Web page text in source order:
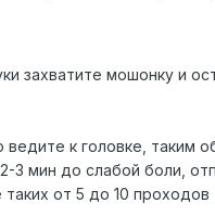
захватите мошонку и
к головке, таким
3 мин до слабой боли,
от 5 до 10 проходов